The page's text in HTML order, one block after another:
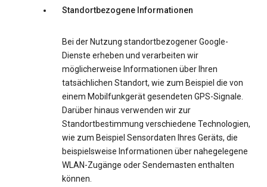
Standortbezogene Informationen
Bei der Nutzung standortbezogener Google-
Dienste erheben und verarbeiten wir
möglicherweise Informationen über Ihren
tatsächlichen Standort, wie zum Beispiel die von
einem Mobilfunkgerät gesendeten GPS-Signale.
Darüber hinaus verwenden wir zur
Standortbestimmung verschiedene Technologien,
wie zum Beispiel Sensordaten Ihres Geräts, die
beispielsweise Informationen über nahegelegene
WLAN-Zugänge oder Sendemasten enthalten
können.